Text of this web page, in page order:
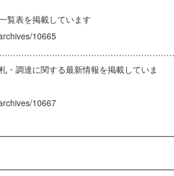
覧表を掲載しています
10665
・調達に関する最新情報を掲載していま
10667